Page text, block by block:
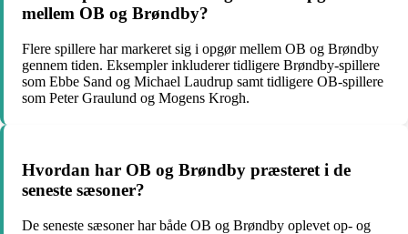
mellem OB og Brøndby?
Flere spillere har markeret sig i opgør mellem OB og Brøndby
gennem tiden. Eksempler inkluderer tidligere Brøndby-spillere
som Ebbe Sand og Michael Laudrup samt tidligere OB-spillere
som Peter Graulund og Mogens Krogh.
Hvordan har OB og Brøndby præsteret i de
seneste sæsoner?
De seneste sæsoner har både OB og Brøndby oplevet op- og